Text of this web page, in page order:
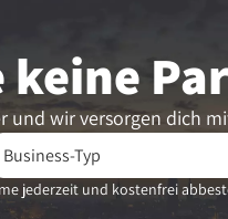
keine
wir versorgen dich
jederzeit und kostenfrei